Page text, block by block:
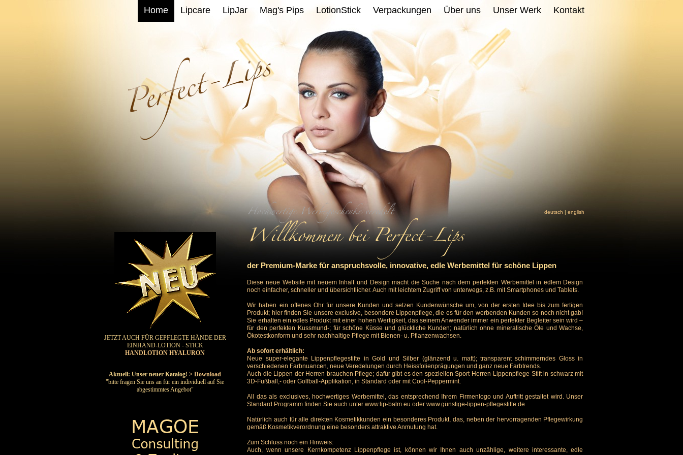
Home Lipcare LipJar Mag's Pips LotionStick Verpackungen Über uns Unser Werk Kontakt
deutsch | english
JETZT AUCH FÜR GEPFLEGTE HÄNDE DER
EINHAND-LOTION - STICK
HANDLOTION HYALURON
Aktuell: Unser neuer Katalog! > Download
"bitte fragen Sie uns an für ein individuell auf Sie
abgestimmtes Angebot"
der Premium-Marke für anspruchsvolle, innovative, edle Werbemittel für schöne Lippen
Diese neue Website mit neuem Inhalt und Design macht die Suche nach dem perfekten Werbemittel in edlem Design
noch einfacher, schneller und übersichtlicher. Auch mit leichtem Zugriff von unterwegs, z.B. mit Smartphones und Tablets.
Wir haben ein offenes Ohr für unsere Kunden und setzen Kundenwünsche um, von der ersten Idee bis zum fertigen
Produkt; hier finden Sie unsere exclusive, besondere Lippenpflege, die es für den werbenden Kunden so noch nicht gab!
Sie erhalten ein edles Produkt mit einer hohen Wertigkeit, das seinem Anwender immer ein perfekter Begleiter sein wird –
für den perfekten Kussmund-; für schöne Küsse und glückliche Kunden; natürlich ohne mineralische Öle und Wachse,
Ökotestkonform und sehr nachhaltige Pflege mit Bienen- u. Pflanzenwachsen.
Ab sofort erhältlich:
Neue super-elegante Lippenpflegestifte in Gold und Silber (glänzend u. matt); transparent schimmerndes Gloss in
verschiedenen Farbnuancen, neue Veredelungen durch Heissfolienprägungen und ganz neue Farbtrends.
Auch die Lippen der Herren brauchen Pflege; dafür gibt es den speziellen Sport-Herren-Lippenpflege-Stift in schwarz mit
3D-Fußball,- oder Golfball-Applikation, in Standard oder mit Cool-Peppermint.
All das als exclusives, hochwertiges Werbemittel, das entsprechend Ihrem Firmenlogo und Auftritt gestaltet wird. Unser
Standard Programm finden Sie auch unterwww.lip-balm.eu oderwww.günstige-lippen-pflegestifte.de
Natürlich auch für alle direkten Kosmetikkunden ein besonderes Produkt, das, neben der hervorragenden Pflegewirkung
gemäß Kosmetikverordnung eine besonders attraktive Anmutung hat.
Zum Schluss noch ein Hinweis:
Auch, wenn unsere Kernkompetenz Lippenpflege ist, können wir Ihnen auch unzählige, weitere interessante, edle